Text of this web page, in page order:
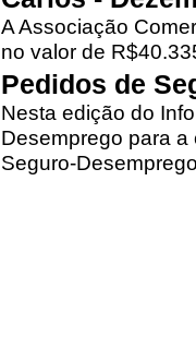
A Associação
no valor de
Pedidos de
Nesta edição do
Desemprego para
Seguro-